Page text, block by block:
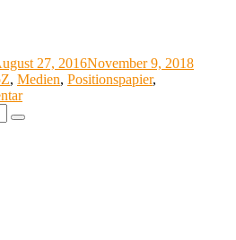
27, 2016November 9, 2018
, Medien, Positionspapier,
zu
Suchen